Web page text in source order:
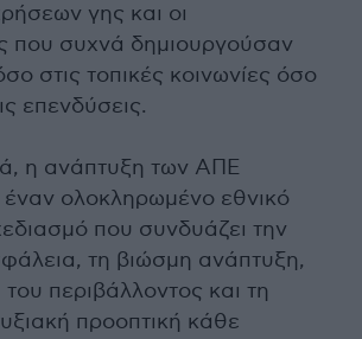
γης και οι
που συχνά δημιουργούσαν
στις τοπικές κοινωνίες όσο
επενδύσεις.
η ανάπτυξη των ΑΠΕ
έναν ολοκληρωμένο εθνικό
που συνδυάζει την
τη βιώσμη ανάπτυξη,
περιβάλλοντος και τη
προοπτική κάθε